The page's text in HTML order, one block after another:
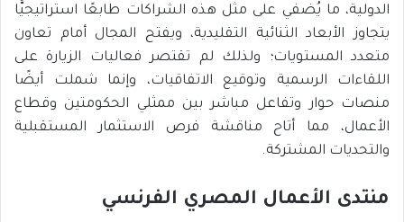
الدولية، ما يُضفي على مثل هذه الشراكات طابعًا استراتيجيًّا
يتجاوز الأبعاد الثنائية التقليدية، ويفتح المجال أمام تعاون
متعدد المستويات؛ ولذلك لم تقتصر فعاليات الزيارة على
اللقاءات الرسمية وتوقيع الاتفاقيات، وإنما شملت أيضًا
منصات حوار وتفاعل مباشر بين ممثلي الحكومتين وقطاع
الأعمال، مما أتاح مناقشة فرص الاستثمار المستقبلية
والتحديات المشتركة.
منتدى الأعمال المصري الفرنسي